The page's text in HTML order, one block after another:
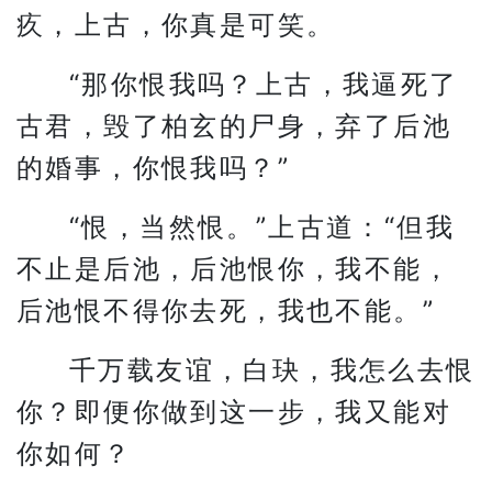
疚，上古，你真是可笑。
“那你恨我吗？上古，我逼死了
古君，毁了柏玄的尸身，弃了后池
的婚事，你恨我吗？”
“恨，当然恨。”上古道：“但我
不止是后池，后池恨你，我不能，
后池恨不得你去死，我也不能。”
千万载友谊，白玦，我怎么去恨
你？即便你做到这一步，我又能对
你如何？